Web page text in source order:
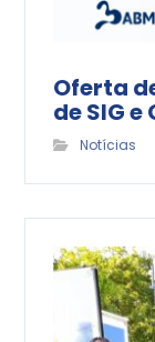
Oferta
de SIG
Notícias